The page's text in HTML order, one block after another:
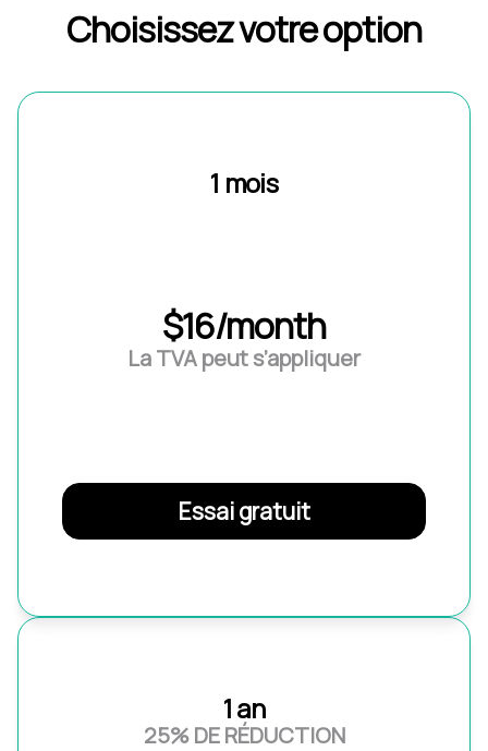
Choisissez votre option
1 mois
$16/month
La TVA peut s’appliquer
Essai gratuit
1 an
25% DE RÉDUCTION